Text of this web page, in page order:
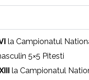
la Campionatul
5×5 Pitesti
la Campionatul